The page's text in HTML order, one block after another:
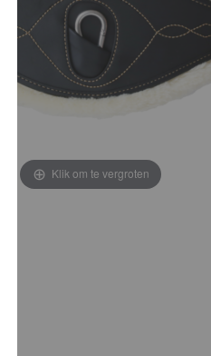
Klik om te vergroten